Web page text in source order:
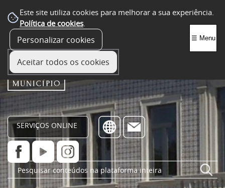
Este site utiliza cookies para melhorar a sua experiência.
Política de cookies.
Personalizar cookies
Aceitar todos os cookies
SERVIÇOS ONLINE
☰ Menu